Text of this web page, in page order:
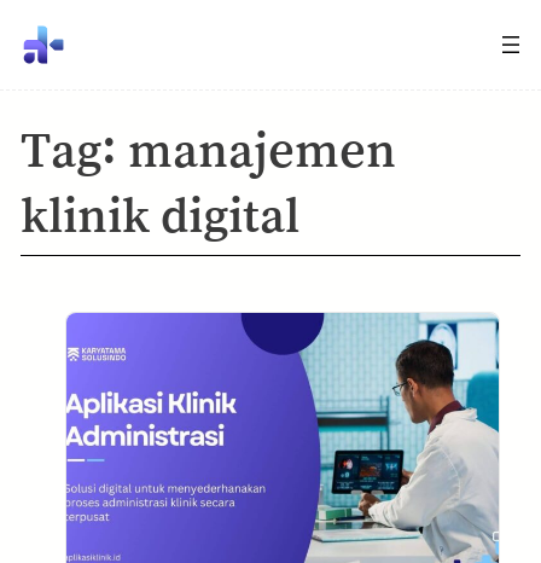
Tag: manajemen
klinik digital